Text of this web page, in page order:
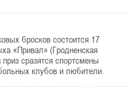
бросков состоится 17
«Привал» (Гродненская
сразятся спортсмены
клубов и любители.